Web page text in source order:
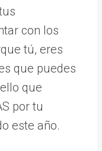
con los
tú, eres
que puedes
que
por tu
este año.